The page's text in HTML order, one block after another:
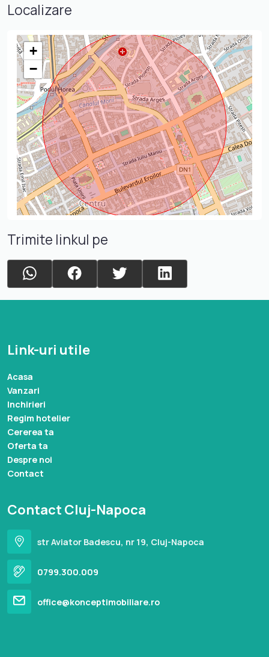
Localizare
+
−
Trimite linkul pe
Link-uri utile
Acasa
Vanzari
Inchirieri
Regim hotelier
Cererea ta
Oferta ta
Despre noi
Contact
Contact Cluj-Napoca
str Aviator Badescu, nr 19, Cluj-Napoca
0799.300.009
office@konceptimobiliare.ro